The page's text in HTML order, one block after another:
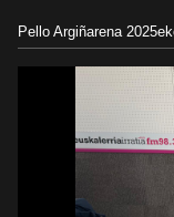
Pello Argiñarena